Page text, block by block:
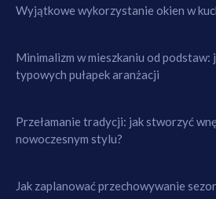
Wyjątkowe wykorzystanie okien w
Minimalizm w mieszkaniu od podstaw:
typowych pułapek aranżacji
Przełamanie tradycji: jak stworzyć
nowoczesnym stylu?
Jak zaplanować przechowywanie